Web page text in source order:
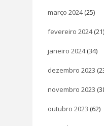
março 2024(25)
fevereiro 2024(21)
janeiro 2024(34)
dezembro 2023
novembro 2023
outubro 2023 (62)